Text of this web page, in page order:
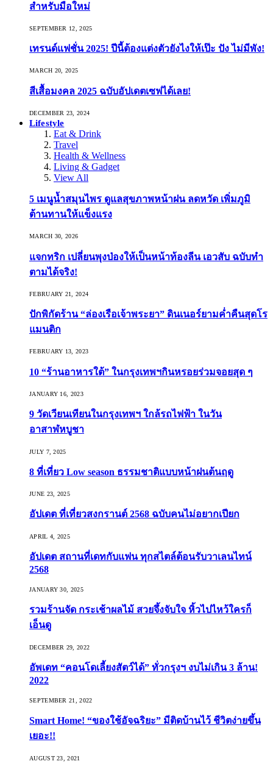
สำหรับมือใหม่
SEPTEMBER 12, 2025
เทรนด์แฟชั่น 2025! ปีนี้ต้องแต่งตัวยังไงให้เป๊ะ ปัง ไม่มีพัง!
MARCH 20, 2025
สีเสื้อมงคล 2025 ฉบับอัปเดตเซฟได้เลย!
DECEMBER 23, 2024
Lifestyle
Eat & Drink
Travel
Health & Wellness
Living & Gadget
View All
5 เมนูน้ำสมุนไพร ดูแลสุขภาพหน้าฝน ลดหวัด เพิ่มภูมิ
ต้านทานให้แข็งแรง
MARCH 30, 2026
แจกทริก เปลี่ยนพุงป่องให้เป็นหน้าท้องลีน เอวสับ ฉบับทำ
ตามได้จริง!
FEBRUARY 21, 2024
ปักพิกัดร้าน “ล่องเรือเจ้าพระยา” ดินเนอร์ยามค่ำคืนสุดโร
แมนติก
FEBRUARY 13, 2023
10 “ร้านอาหารใต้” ในกรุงเทพฯกินหรอยร่วมจอยสุด ๆ
JANUARY 16, 2023
9 วัดเวียนเทียนในกรุงเทพฯ ใกล้รถไฟฟ้า ในวัน
อาสาฬหบูชา
JULY 7, 2025
8 ที่เที่ยว Low season ธรรมชาติแบบหน้าฝนต้นฤดู️
JUNE 23, 2025
อัปเดต ที่เที่ยวสงกรานต์ 2568 ฉบับคนไม่อยากเปียก
APRIL 4, 2025
อัปเดต สถานที่เดทกับแฟน ทุกสไตล์ต้อนรับวาเลนไทน์
2568
JANUARY 30, 2025
รวมร้านจัด กระเช้าผลไม้ สวยจึ้งจับใจ หิ้วไปไหว้ใครก็
เอ็นดู
DECEMBER 29, 2022
อัพเดท “คอนโดเลี้ยงสัตว์ได้” ทั่วกรุงฯ งบไม่เกิน 3 ล้าน!
2022
SEPTEMBER 21, 2022
Smart Home! “ของใช้อัจฉริยะ” มีติดบ้านไว้ ชีวิตง่ายขึ้น
เยอะ!!
AUGUST 23, 2021